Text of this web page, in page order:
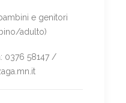
e genitori
adulto)
0376 58147 /